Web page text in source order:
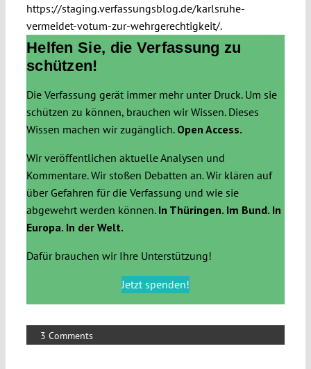
https://staging.verfassungsblog.de/karlsruhe-
vermeidet-votum-zur-wehrgerechtigkeit/.
Helfen Sie, die Verfassung zu
schützen!
Die Verfassung gerät immer mehr unter Druck. Um sie
schützen zu können, brauchen wir Wissen. Dieses
Wissen machen wir zugänglich. Open Access.
Wir veröffentlichen aktuelle Analysen und
Kommentare. Wir stoßen Debatten an. Wir klären auf
über Gefahren für die Verfassung und wie sie
abgewehrt werden können. In Thüringen. Im Bund. In
Europa. In der Welt.
Dafür brauchen wir Ihre Unterstützung!
Jetzt spenden!
3 Comments